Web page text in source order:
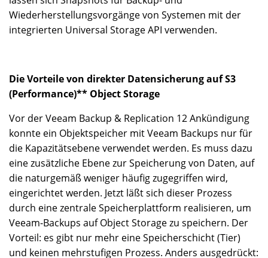
Wiederherstellungsvorgänge von Systemen mit der
integrierten Universal Storage API verwenden.
Die Vorteile von direkter Datensicherung auf S3
(Performance)** Object Storage
Vor der Veeam Backup & Replication 12 Ankündigung
konnte ein Objektspeicher mit Veeam Backups nur für
die Kapazitätsebene verwendet werden. Es muss dazu
eine zusätzliche Ebene zur Speicherung von Daten, auf
die naturgemäß weniger häufig zugegriffen wird,
eingerichtet werden. Jetzt läßt sich dieser Prozess
durch eine zentrale Speicherplattform realisieren, um
Veeam-Backups auf Object Storage zu speichern. Der
Vorteil: es gibt nur mehr eine Speicherschicht (Tier)
und keinen mehrstufigen Prozess. Anders ausgedrückt: